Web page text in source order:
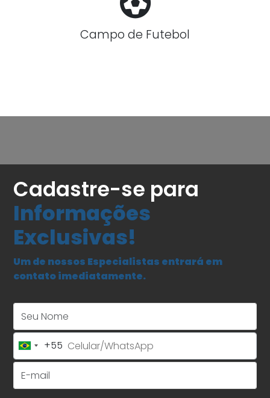
Campo de Futebol
Cadastre-se para
Informações
Exclusivas!
Um de nossos Especialistas entrará em
contato imediatamente.
Brazil
+55
+55